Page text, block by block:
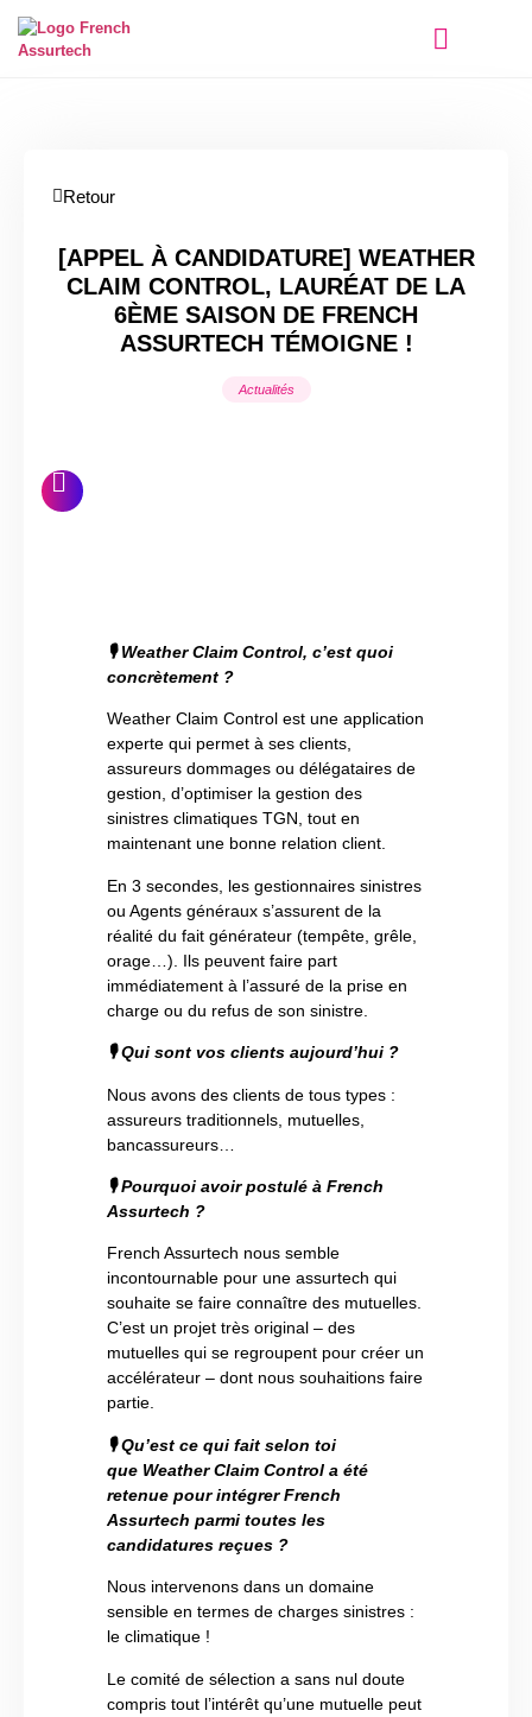
Retour
[APPEL À CANDIDATURE] WEATHER
CLAIM CONTROL, LAURÉAT DE LA
6ÈME SAISON DE FRENCH
ASSURTECH TÉMOIGNE !
Actualités
🎙 Weather Claim Control, c’est quoi
concrètement ?
Weather Claim Control est une application
experte qui permet à ses clients,
assureurs dommages ou délégataires de
gestion, d’optimiser la gestion des
sinistres climatiques TGN, tout en
maintenant une bonne relation client.
En 3 secondes, les gestionnaires sinistres
ou Agents généraux s’assurent de la
réalité du fait générateur (tempête, grêle,
orage…). Ils peuvent faire part
immédiatement à l’assuré de la prise en
charge ou du refus de son sinistre.
🎙Qui sont vos clients aujourd’hui ?
Nous avons des clients de tous types :
assureurs traditionnels, mutuelles,
bancassureurs…
🎙Pourquoi avoir postulé à French
Assurtech ?
French Assurtech nous semble
incontournable pour une assurtech qui
souhaite se faire connaître des mutuelles.
C’est un projet très original – des
mutuelles qui se regroupent pour créer un
accélérateur – dont nous souhaitions faire
partie.
🎙Qu’est ce qui fait selon toi
que Weather Claim Control a été
retenue pour intégrer French
Assurtech parmi toutes les
candidatures reçues ?
Nous intervenons dans un domaine
sensible en termes de charges sinistres :
le climatique !
Le comité de sélection a sans nul doute
compris tout l’intérêt qu’une mutuelle peut